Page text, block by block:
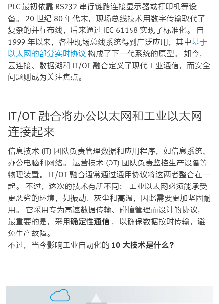
PLC 最初依靠 RS232 串行链路连接显示器或打印机等设
备。 20 世纪 80 年代末，现场总线技术用数字传输取代了
复杂的并行布线，后来通过 IEC 61158 实现了标准化。 自
1999 年以来，各种现场总线系统得到广泛应用，其中基于
以太网的部分实时协议 构成了下一代系统的原型。 如今，
云连接、数据湖和 IT/OT 融合定义了现代工业通信，而安全
问题则成为关注焦点。
IT/OT 融合将办公以太网和工业以太网
连接起来
信息技术 (IT) 团队负责管理数据和应用程序，如信息系统、
办公电脑和网络。 运营技术 (OT) 团队负责监控生产设备等
物理装置。 IT/OT 融合通常通过通用协议将这两者整合在一
起。 不过，这次的技术有所不同： 工业以太网必须能承受
更恶劣的环境，如振动、灰尘和高温，因此需要更加坚固耐
用。 它采用专为高速数据传输、碰撞管理而设计的协议，
最重要的是，采用确定性通信 ，以确保数据按时传输，避
免生产故障。
不过，当今影响工业自动化的 10 大技术是什么？